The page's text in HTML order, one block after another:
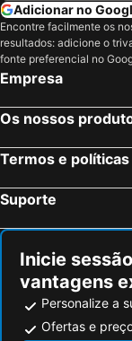
Adicionar no
Encontre facilmente os
resultados: adicione o
fonte preferencial no
Empresa
Os nossos
Termos e políticas
Suporte
Inicie
vantagens
Personalize a
Ofertas e